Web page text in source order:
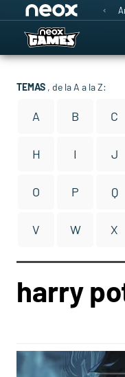
TEMAS , de la A a la Z:
A B C
H I J
O P Q
V W X
harry